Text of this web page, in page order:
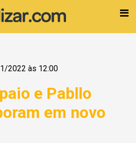
2022 às 12:00
e Pabllo
em novo